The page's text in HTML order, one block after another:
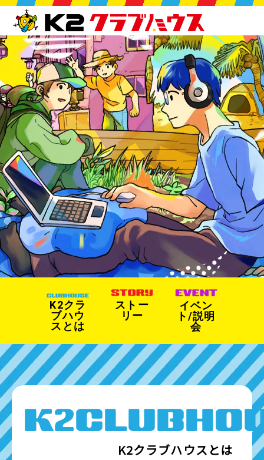
K2クラ
ブハウ
スとは
ストー
リー
イベン
ト/説明
会
K2クラブハウスとは